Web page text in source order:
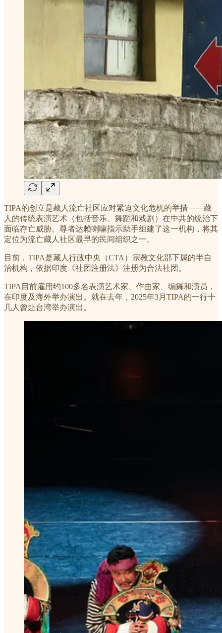
TIPA的创立是藏人流亡社区应对紧迫文化危机的举措——藏
人的传统表演艺术（包括音乐、舞蹈和戏剧）在中共的统治下
面临存亡威胁。尊者达赖喇嘛指示助手组建了这一机构，将其
定位为流亡藏人社区最早的民间组织之一。
目前，TIPA是藏人行政中央（CTA）宗教文化部下属的半自
治机构，依据印度《社团注册法》注册为合法社团。
TIPA目前雇用约100多名表演艺术家、作曲家、编舞和演员，
在印度及海外举办演出。就在去年，2025年3月TIPA的一行十
几人曾赴台湾举办演出。